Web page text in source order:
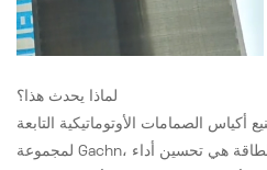
لماذا يحدث هذا؟
الصمامات الأوتوماتيكية التابعة
لمجموعة Gachn، فإن الطريقة الشائعة لزيادة الطاقة هي تحسين أداء